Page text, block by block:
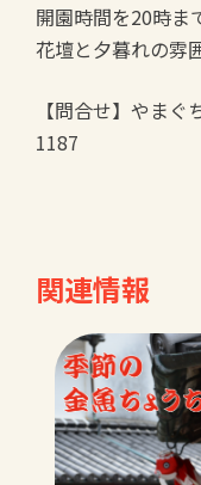
開園時間を20時ま
花壇と夕暮れの雰
【問合せ】やま
1187
関連情報